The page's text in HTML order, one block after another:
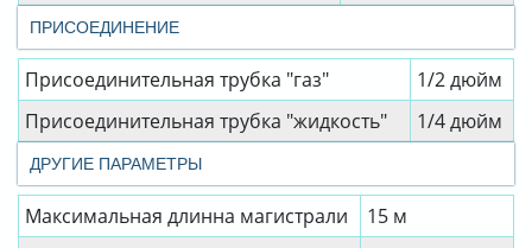
ПРИСОЕДИНЕНИЕ
Присоединительная трубка "газ"
1/2 дюйм
Присоединительная трубка "жидкость"
1/4 дюйм
ДРУГИЕ ПАРАМЕТРЫ
Максимальная длинна магистрали
15 м